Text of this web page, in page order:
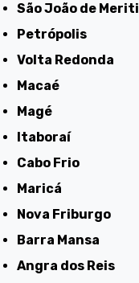
São João de Meriti
Petrópolis
Volta Redonda
Macaé
Magé
Itaboraí
Cabo Frio
Maricá
Nova Friburgo
Barra Mansa
Angra dos Reis